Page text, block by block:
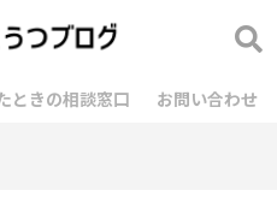
ときの相談窓口 お問い合わせ